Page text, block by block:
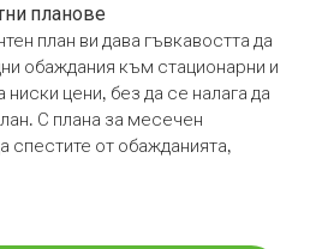
планове
план ви дава гъвкавостта да
обаждания към стационарни и
цени, без да се налага да
С плана за месечен
спестите от обажданията,